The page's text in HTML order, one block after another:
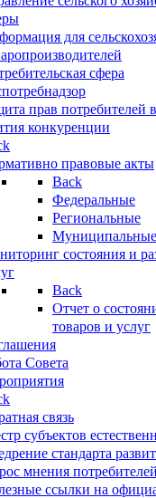
для
сфера
прав потребителей
конкуренции
правовые акты
Back
Федеральные
Региональные
Муниципальные
состояния и
Back
Отчет о
товаров и услуг
Совета
связь
субъектов
стандарта
мнения
ссылки на